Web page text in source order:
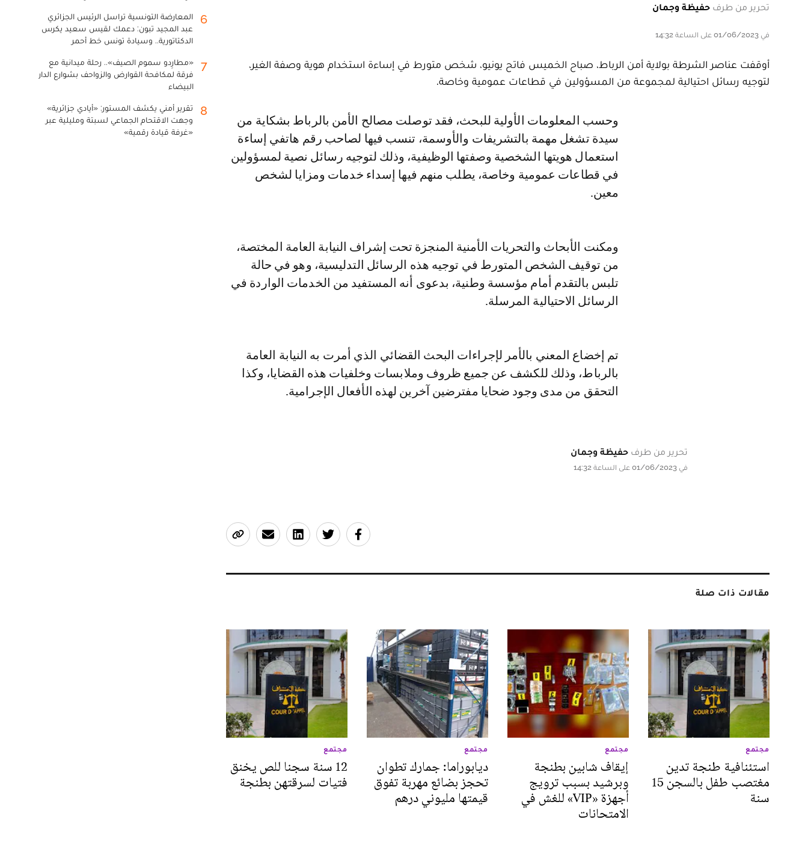
تحرير من طرف حفيظة وجمان
في 01/06/2023 على الساعة 14:32
أوقفت عناصر الشرطة بولاية أمن الرباط، صباح الخميس فاتح يونيو، شخص متورط في إساءة استخدام هوية وصفة الغير،
لتوجيه رسائل احتيالية لمجموعة من المسؤولين في قطاعات عمومية وخاصة.
وحسب المعلومات الأولية للبحث، فقد توصلت مصالح الأمن بالرباط بشكاية من
سيدة تشغل مهمة بالتشريفات والأوسمة، تنسب فيها لصاحب رقم هاتفي إساءة
استعمال هويتها الشخصية وصفتها الوظيفية، وذلك لتوجيه رسائل نصية لمسؤولين
في قطاعات عمومية وخاصة، يطلب منهم فيها إسداء خدمات ومزايا لشخص
معين.
ومكنت الأبحاث والتحريات الأمنية المنجزة تحت إشراف النيابة العامة المختصة،
من توقيف الشخص المتورط في توجيه هذه الرسائل التدليسية، وهو في حالة
تلبس بالتقدم أمام مؤسسة وطنية، بدعوى أنه المستفيد من الخدمات الواردة في
الرسائل الاحتيالية المرسلة.
تم إخضاع المعني بالأمر لإجراءات البحث القضائي الذي أمرت به النيابة العامة
بالرباط، وذلك للكشف عن جميع ظروف وملابسات وخلفيات هذه القضايا، وكذا
التحقق من مدى وجود ضحايا مفترضين آخرين لهذه الأفعال الإجرامية.
تحرير من طرف حفيظة وجمان
في 01/06/2023 على الساعة 14:32
مقالات ذات صلة
مجتمع
استئنافية طنجة تدين
مغتصب طفل بالسجن 15
سنة
مجتمع
إيقاف شابين بطنجة
وبرشيد بسبب ترويج
أجهزة «VIP» للغش في
الامتحانات
مجتمع
ديابوراما: جمارك تطوان
تحجز بضائع مهربة تفوق
قيمتها مليوني درهم
مجتمع
12 سنة سجنا للص يخنق
فتيات لسرقتهن بطنجة
6
المعارضة التونسية تراسل الرئيس الجزائري
عبد المجيد تبون: دعمك لقيس سعيد يكرس
الدكتاتورية.. وسيادة تونس خط أحمر
7
«مطارِدو سموم الصيف».. رحلة ميدانية مع
فرقة لمكافحة القوارض والزواحف بشوارع الدار
البيضاء
8
تقرير أمني يكشف المستور: «أيادي جزائرية»
وجهت الاقتحام الجماعي لسبتة ومليلية عبر
«غرفة قيادة رقمية»